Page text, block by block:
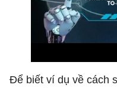
Để biết ví dụ về cách